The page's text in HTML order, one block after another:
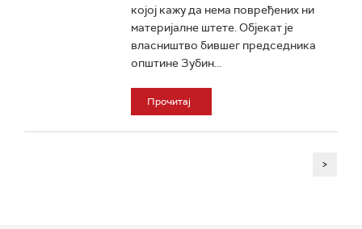
којој кажу да нема повређених ни
материјалне штете. Објекат је
власништво бившег председника
општине Зубин...
Прочитај
>